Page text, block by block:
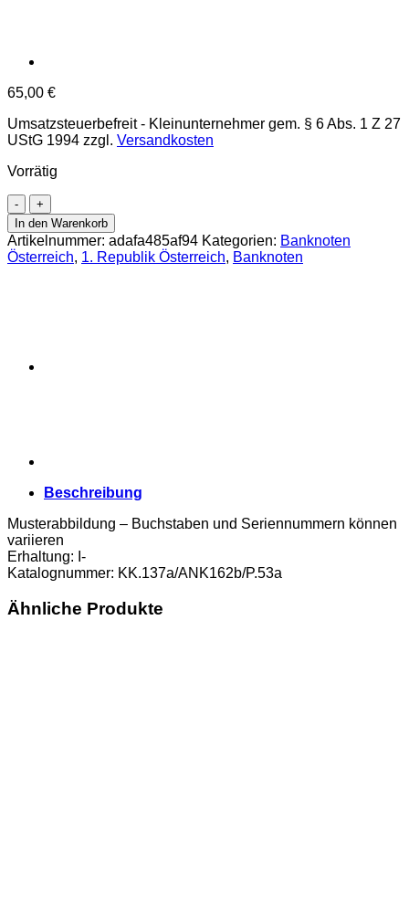
65,00 €
Umsatzsteuerbefreit - Kleinunternehmer gem. § 6 Abs. 1 Z 27
UStG 1994 zzgl. Versandkosten
Vorrätig
Österreichisch-
ungarische
Bank
-
20
mit
auf
Wappen
verschoben,
(KK.137a/ANK162b/P.53a)
Erh.
I-
In den Warenkorb
Artikelnummer: adafa485af94 Kategorien: Banknoten
Österreich, 1. Republik Österreich, Banknoten
Beschreibung
Musterabbildung – Buchstaben und Seriennummern können
variieren
Erhaltung: I-
Katalognummer: KK.137a/ANK162b/P.53a
Ähnliche Produkte